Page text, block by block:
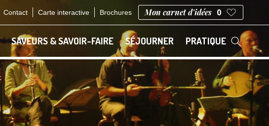
Contact Carte interactive Brochures Mon carnet d'idées 0
SAVEURS & SAVOIR-FAIRE SÉJOURNER PRATIQUE